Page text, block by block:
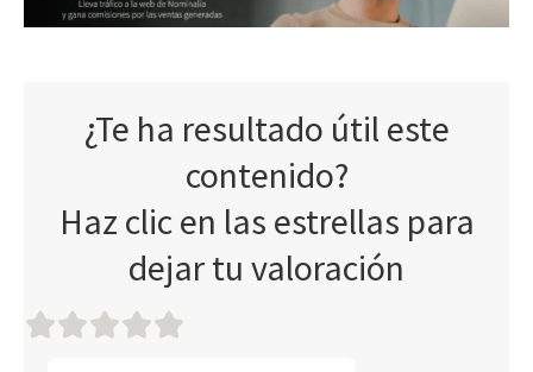
¿Te ha resultado útil este
contenido?
Haz clic en las estrellas para
dejar tu valoración